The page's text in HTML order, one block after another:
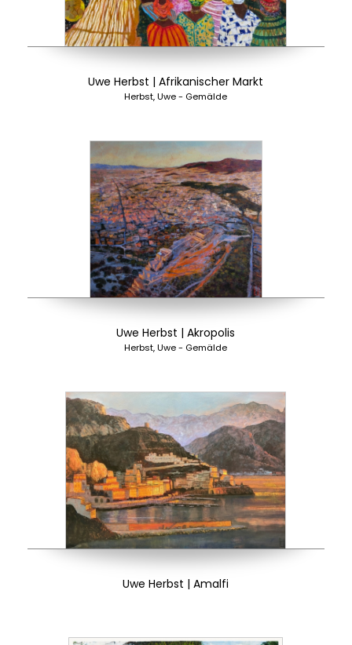
Uwe Herbst | Afrikanischer Markt
Herbst, Uwe - Gemälde
Uwe Herbst | Akropolis
Herbst, Uwe - Gemälde
Uwe Herbst | Amalfi